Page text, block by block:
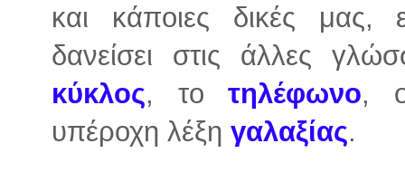
και κάποιες δικές μας,
δανείσει στις άλλες
κύκλος, τοτηλέφωνο,
υπέροχη λέξη γαλαξίας.